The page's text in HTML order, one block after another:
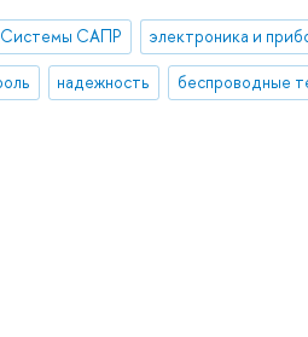
Системы САПР
надежность